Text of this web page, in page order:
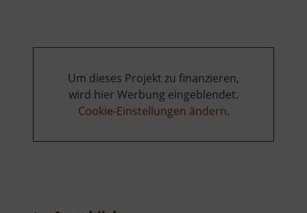
Um dieses Projekt zu finanzieren,
wird hier Werbung eingeblendet.
Cookie-Einstellungen ändern.